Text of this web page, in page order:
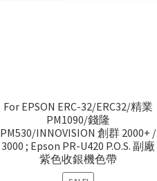
For EPSON ERC-32/ERC32/精業
PM1090/錢隆
PM530/INNOVISION 創群 2000+ /
3000 ; Epson PR-U420 P.O.S. 副廠
紫色收銀機色帶